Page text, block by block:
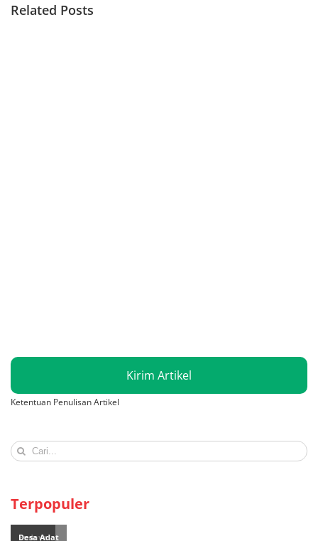
Related Posts
Kirim Artikel
Ketentuan Penulisan Artikel
Search
for:
Terpopuler